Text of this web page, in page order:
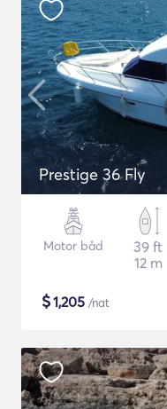
Prestige 36 Fly
Motor båd
39 ft
12 m
$1,205 /nat